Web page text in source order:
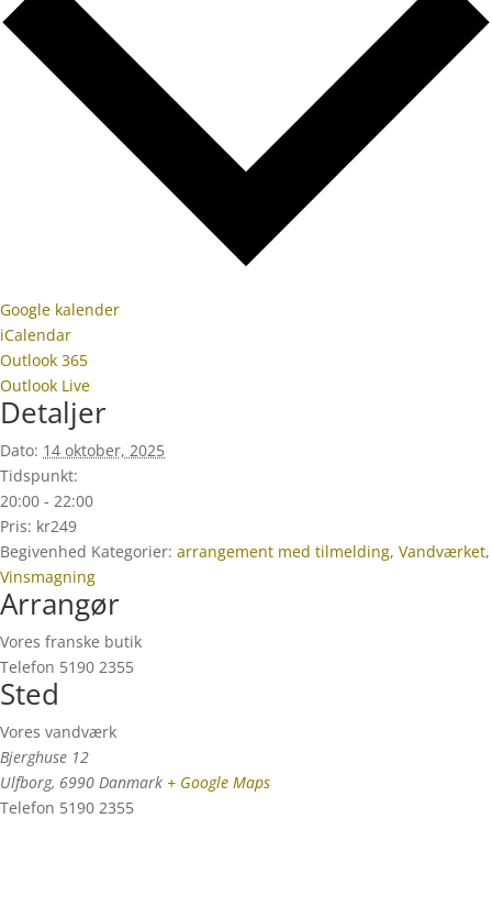
Google kalender
iCalendar
Outlook 365
Outlook Live
Detaljer
Dato: 14 oktober, 2025
Tidspunkt:
20:00 - 22:00
Pris: kr249
Begivenhed Kategorier: arrangement med tilmelding, Vandværket,
Vinsmagning
Arrangør
Vores franske butik
Telefon 5190 2355
Sted
Vores vandværk
Bjerghuse 12
Ulfborg, 6990 Danmark + Google Maps
Telefon 5190 2355